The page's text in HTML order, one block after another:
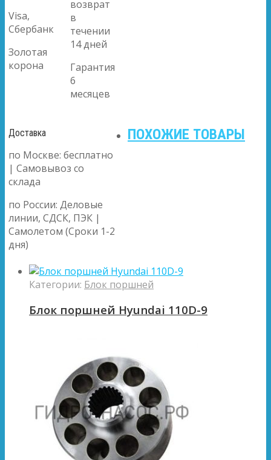
Visa,
Сбербанк
Золотая
корона
возврат
в
течении
14 дней
Гарантия
6
месяцев
Доставка
по Москве: бесплатно
| Самовывоз со
склада
по России: Деловые
линии, СДСК, ПЭК |
Самолетом (Сроки 1-2
дня)
ПОХОЖИЕ ТОВАРЫ
Категории: Блок поршней
Блок поршней Hyundai 110D-9